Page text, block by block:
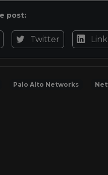
post:
Twitter
Palo Alto Networks